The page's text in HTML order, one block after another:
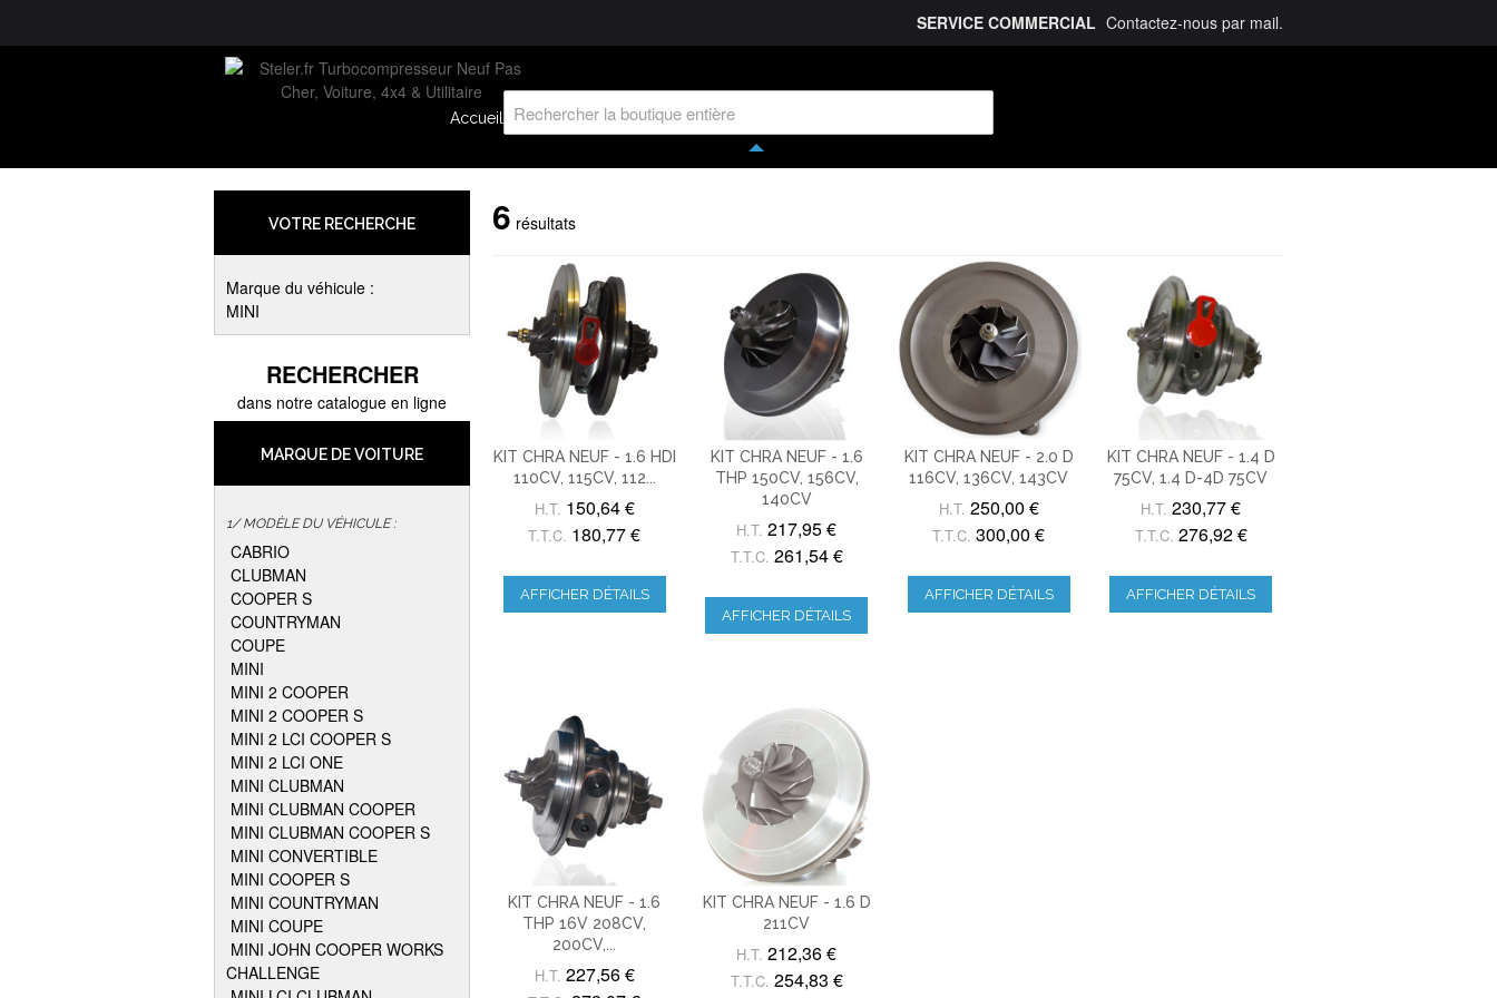
SERVICE COMMERCIAL Contactez-nous par mail.
Accueil L'entreprise Savoir-faire
6 résultats
KIT CHRA NEUF - 1.6 HDI
110CV, 115CV, 112...
H.T. 150,64 €
T.T.C. 180,77 €
AFFICHER DÉTAILS
KIT CHRA NEUF - 1.6
THP 150CV, 156CV,
140CV
H.T. 217,95 €
T.T.C. 261,54 €
AFFICHER DÉTAILS
KIT CHRA NEUF - 2.0 D
116CV, 136CV, 143CV
H.T. 250,00 €
T.T.C. 300,00 €
AFFICHER DÉTAILS
KIT CHRA NEUF - 1.4 D
75CV, 1.4 D-4D 75CV
H.T. 230,77 €
T.T.C. 276,92 €
AFFICHER DÉTAILS
KIT CHRA NEUF - 1.6
THP 16V 208CV,
200CV,...
H.T. 227,56 €
KIT CHRA NEUF - 1.6 D
211CV
H.T. 212,36 €
T.T.C. 254,83 €
VOTRE RECHERCHE
Marque du véhicule :
MINI
RECHERCHER
dans notre catalogue en ligne
MARQUE DE VOITURE
1/ MODÈLE DU VÉHICULE :
CABRIO
CLUBMAN
COOPER S
COUNTRYMAN
COUPE
MINI
MINI 2 COOPER
MINI 2 COOPER S
MINI 2 LCI COOPER S
MINI 2 LCI ONE
MINI CLUBMAN
MINI CLUBMAN COOPER
MINI CLUBMAN COOPER S
MINI CONVERTIBLE
MINI COOPER S
MINI COUNTRYMAN
MINI COUPE
MINI JOHN COOPER WORKS
CHALLENGE